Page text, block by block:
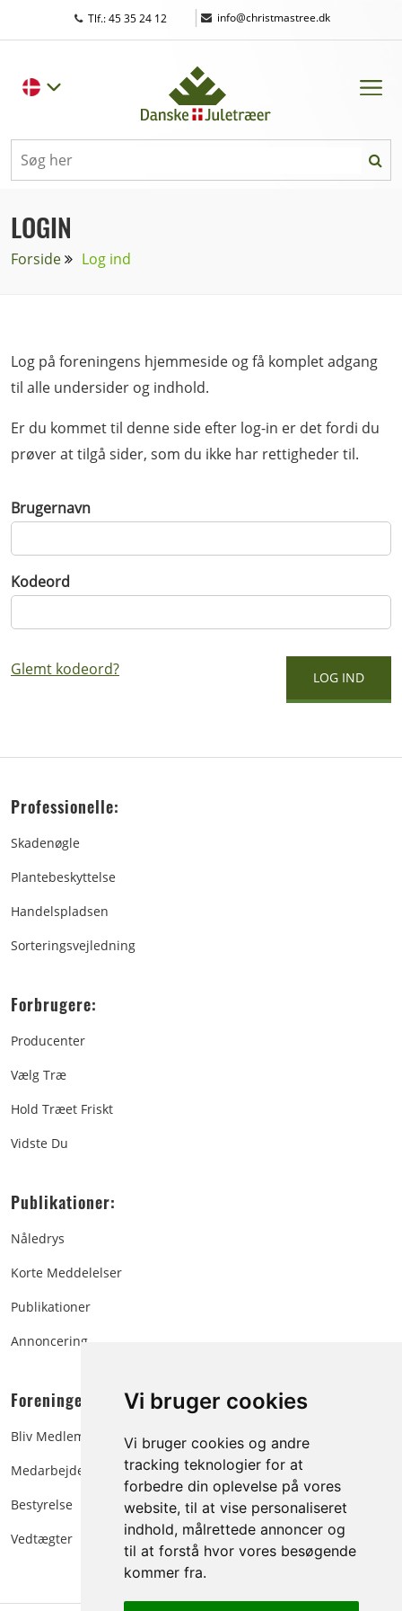
Vi bruger cookies
Vi bruger cookies og andre
tracking teknologier for at
forbedre din oplevelse på vores
website, til at vise personaliseret
indhold, målrettede annoncer og
til at forstå hvor vores besøgende
kommer fra.
Tlf.: 45 35 24 12 | info@christmastree.dk
LOGIN
Forside Log ind
Log på foreningens hjemmeside og få komplet adgang
til alle undersider og indhold.
Er du kommet til denne side efter log-in er det fordi du
prøver at tilgå sider, som du ikke har rettigheder til.
Brugernavn
Kodeord
Glemt kodeord?
Professionelle:
Skadenøgle
Plantebeskyttelse
Handelspladsen
Sorteringsvejledning
Forbrugere:
Producenter
Vælg Træ
Hold Træet Friskt
Vidste Du
Publikationer:
Nåledrys
Korte Meddelelser
Publikationer
Annoncering
Foreningen:
Bliv Medlem
Medarbejdere
Bestyrelse
Vedtægter